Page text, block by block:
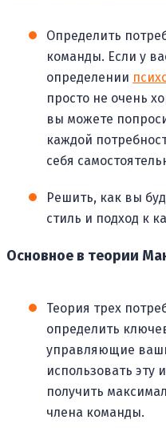
Определить
команды. Если у
определении
просто не очень
вы можете
каждой
себя
Решить, как вы
стиль и подход к
Основное в теории
Теория трех
определить
управляющие
использовать
получить
члена команды.